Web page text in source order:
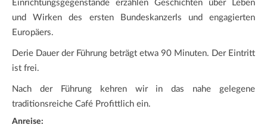
Einrichtungsgegenstände erzählen Geschichten über Leben
und Wirken des ersten Bundeskanzerls und engagierten
Europäers.
Derie Dauer der Führung beträgt etwa 90 Minuten. Der Eintritt
ist frei.
Nach der Führung kehren wir in das nahe gelegene
traditionsreiche Café Profittlich ein.
Anreise: